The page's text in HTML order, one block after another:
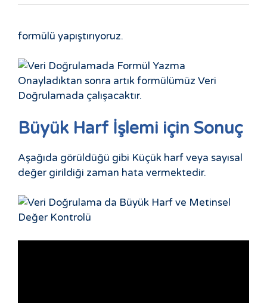
formülü yapıştırıyoruz.
Onayladıktan sonra artık formülümüz Veri
Doğrulamada çalışacaktır.
Büyük Harf İşlemi için Sonuç
Aşağıda görüldüğü gibi Küçük harf veya sayısal
değer girildiği zaman hata vermektedir.